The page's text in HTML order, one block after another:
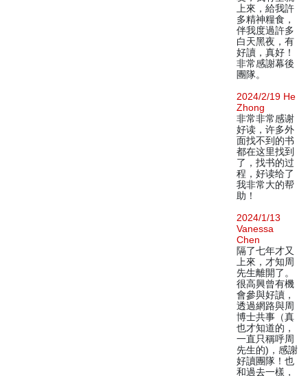
上來，給我許
多精神糧食，
伴我度過許多
白天黑夜，有
好讀，真好！
非常感謝幕後
團隊。
2024/2/19 He
Zhong
非常非常感谢
好读，许多外
面找不到的书
都在这里找到
了，找书的过
程，好读给了
我非常大的帮
助！
2024/1/13
Vanessa
Chen
隔了七年才又
上來，才知周
先生離開了。
很高興曾有機
會參與好讀，
透過網路與周
博士共事（真
也才知道的，
一直只稱呼周
先生的)，感謝
好讀團隊！也
和過去一樣，